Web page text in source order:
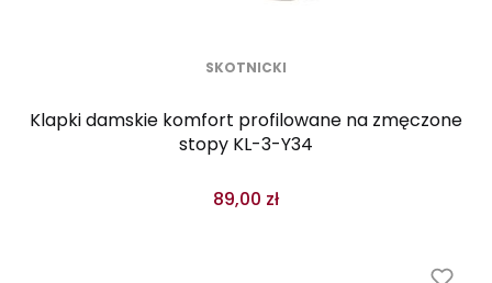
SKOTNICKI
Klapki damskie komfort profilowane na zmęczone
stopy KL-3-Y34
89,00 zł